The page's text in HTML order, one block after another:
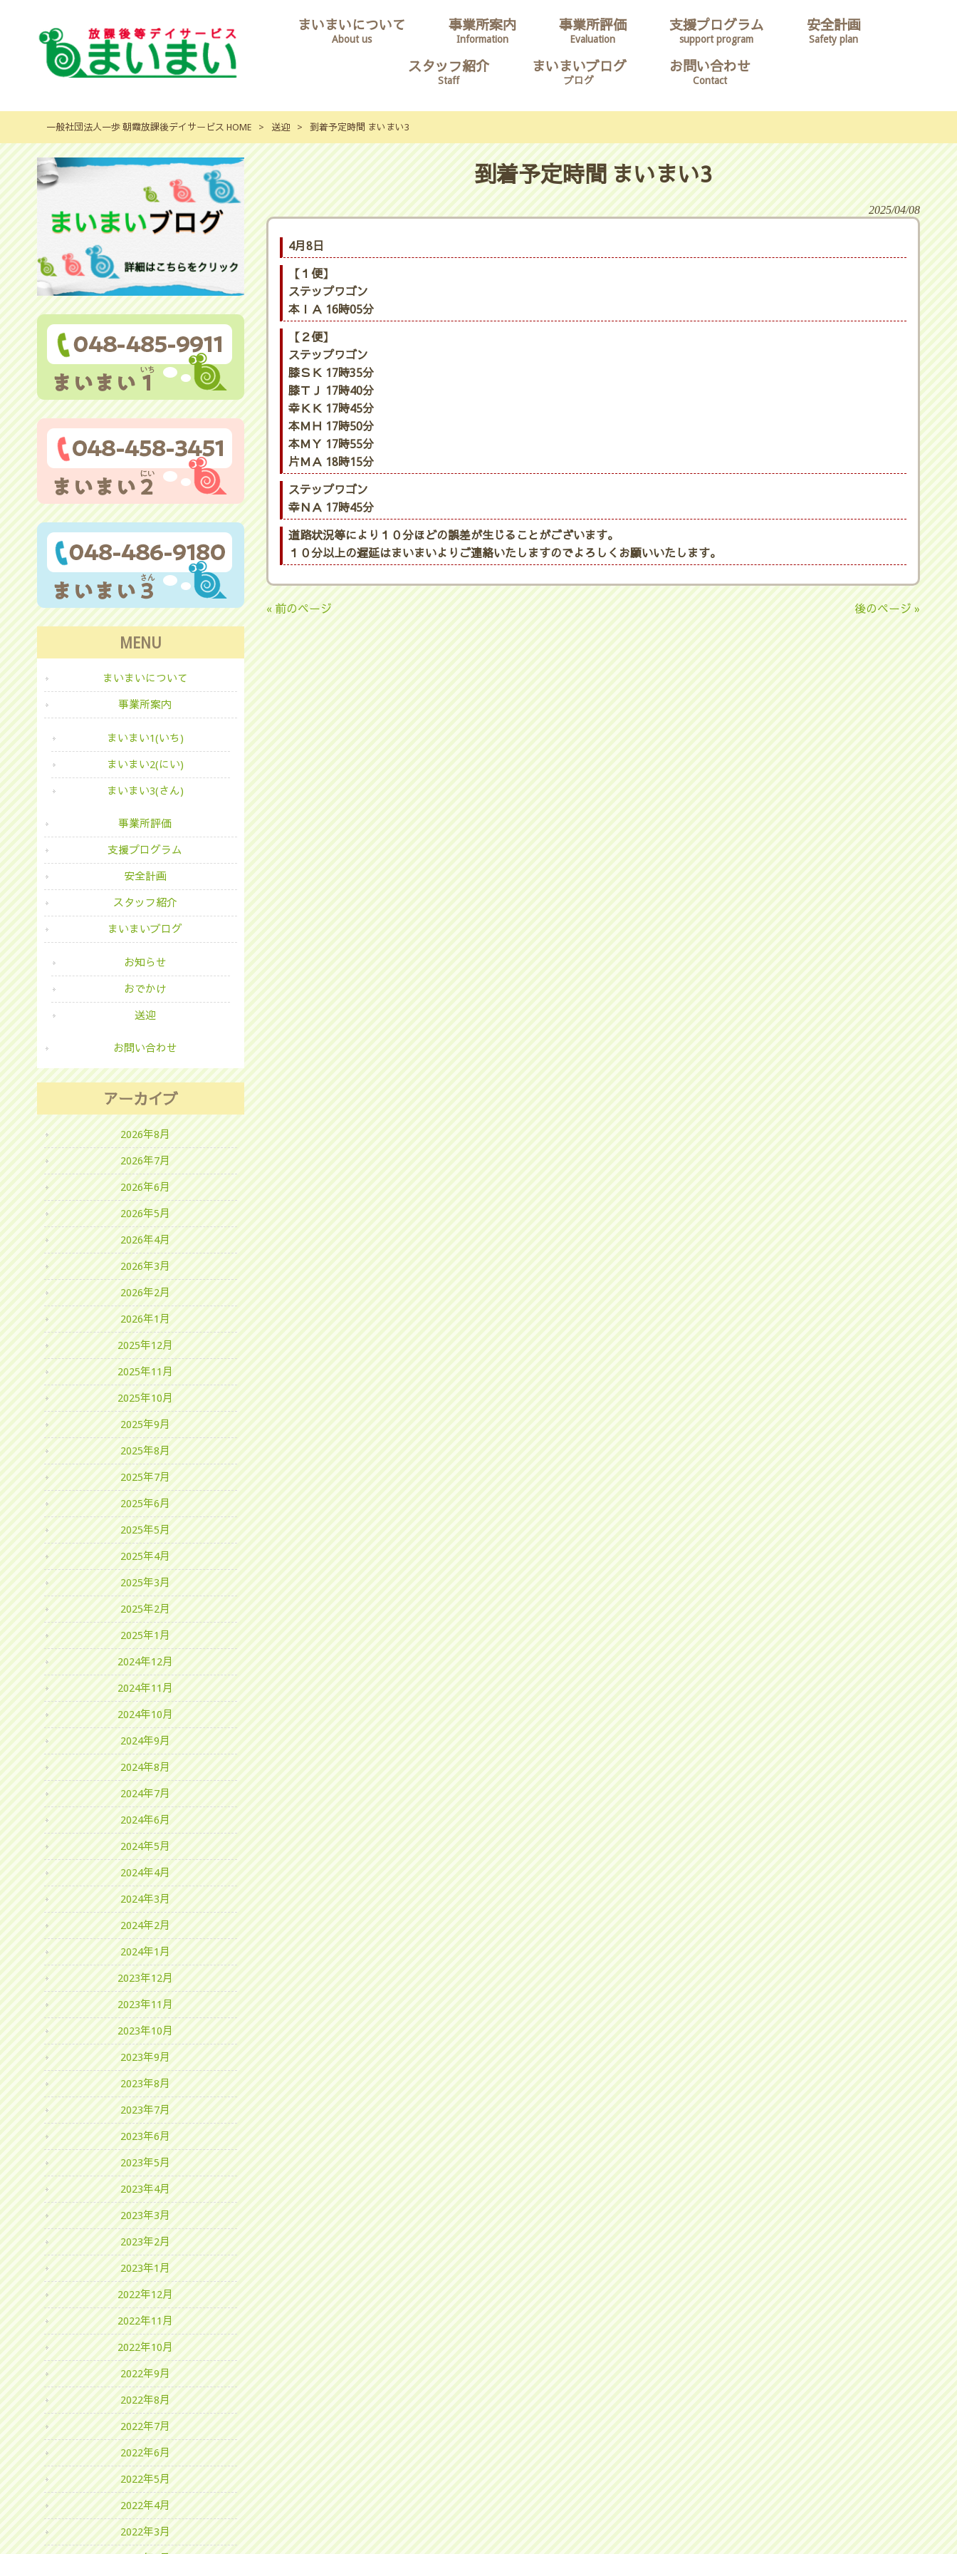
まいまいについて
About us
事業所案内
Information
事業所評価
Evaluation
支援プログラム
support program
安全計画
Safety plan
スタッフ紹介
Staff
まいまいブログ
ブログ
お問い合わせ
Contact
一般社団法人一歩 朝霞放課後デイサービス HOME > 送迎 > 到着予定時間 まいまい3
到着予定時間 まいまい3
2025/04/08
4月8日
【１便】
ステップワゴン
本ＩＡ 16時05分
【２便】
ステップワゴン
膝ＳＫ 17時35分
膝ＴＪ 17時40分
幸ＫＫ 17時45分
本ＭＨ 17時50分
本ＭＹ 17時55分
片ＭＡ 18時15分
ステップワゴン
幸ＮＡ 17時45分
道路状況等により１０分ほどの誤差が生じることがございます。
１０分以上の遅延はまいまいよりご連絡いたしますのでよろしくお願いいたします。
« 前のページ 後のページ »
MENU
まいまいについて
事業所案内
まいまい1(いち)
まいまい2(にい)
まいまい3(さん)
事業所評価
支援プログラム
安全計画
スタッフ紹介
まいまいブログ
お知らせ
おでかけ
送迎
お問い合わせ
アーカイブ
2026年8月
2026年7月
2026年6月
2026年5月
2026年4月
2026年3月
2026年2月
2026年1月
2025年12月
2025年11月
2025年10月
2025年9月
2025年8月
2025年7月
2025年6月
2025年5月
2025年4月
2025年3月
2025年2月
2025年1月
2024年12月
2024年11月
2024年10月
2024年9月
2024年8月
2024年7月
2024年6月
2024年5月
2024年4月
2024年3月
2024年2月
2024年1月
2023年12月
2023年11月
2023年10月
2023年9月
2023年8月
2023年7月
2023年6月
2023年5月
2023年4月
2023年3月
2023年2月
2023年1月
2022年12月
2022年11月
2022年10月
2022年9月
2022年8月
2022年7月
2022年6月
2022年5月
2022年4月
2022年3月